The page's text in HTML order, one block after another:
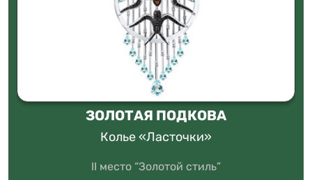
ЗОЛОТАЯ ПОДКОВА
Колье «Ласточки»
II место “Золотой стиль”